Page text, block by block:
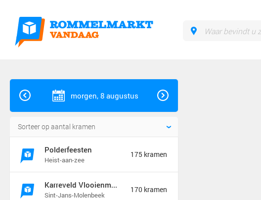
morgen, 8 augustus
Polderfeesten
Heist-aan-zee
175 kramen
Karreveld Vlooienmarkt Festival
Sint-Jans-Molenbeek
170 kramen